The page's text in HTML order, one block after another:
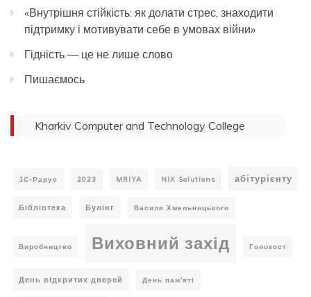
«Внутрішня стійкість: як долати стрес, знаходити
підтримку і мотивувати себе в умовах війни»
Гідність — це не лише слово
Пишаємось
Kharkiv Computer and Technology College
1С-Рарус 2023 MRIYA NIX Solutions абітурієнту
Бібліотека Булінг Василя Хмельницького
Виробництво Виховний захід Голокост
День відкритих дверей День пам'яті